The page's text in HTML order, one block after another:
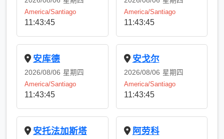
America/Santiago
11:43:45
America/Santiago
11:43:45
安库德
2026/08/06 星期四
America/Santiago
11:43:45
安戈尔
2026/08/06 星期四
America/Santiago
11:43:45
安托法加斯塔 阿劳科